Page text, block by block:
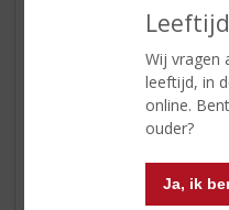
Wij vragen
leeftijd, in
online.
ouder?
Ja, ik